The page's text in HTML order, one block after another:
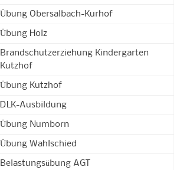
Übung Obersalbach-Kurhof
Übung Holz
Brandschutzerziehung Kindergarten
Kutzhof
Übung Kutzhof
DLK-Ausbildung
Übung Numborn
Übung Wahlschied
Belastungsübung AGT